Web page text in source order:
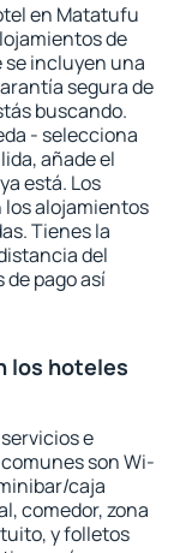
en Matatufu
de
se incluyen una
segura de
buscando.
- selecciona
añade el
está. Los
los alojamientos
Tienes la
del
pago así
los hoteles
e
son Wi-
caja
comedor, zona
y folletos